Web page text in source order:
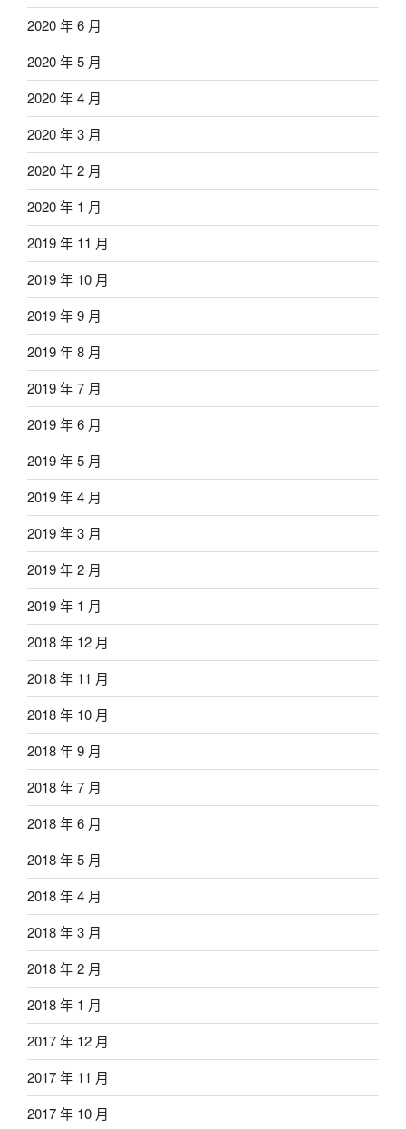
2020 年 6 月
2020 年 5 月
2020 年 4 月
2020 年 3 月
2020 年 2 月
2020 年 1 月
2019 年 11 月
2019 年 10 月
2019 年 9 月
2019 年 8 月
2019 年 7 月
2019 年 6 月
2019 年 5 月
2019 年 4 月
2019 年 3 月
2019 年 2 月
2019 年 1 月
2018 年 12 月
2018 年 11 月
2018 年 10 月
2018 年 9 月
2018 年 7 月
2018 年 6 月
2018 年 5 月
2018 年 4 月
2018 年 3 月
2018 年 2 月
2018 年 1 月
2017 年 12 月
2017 年 11 月
2017 年 10 月